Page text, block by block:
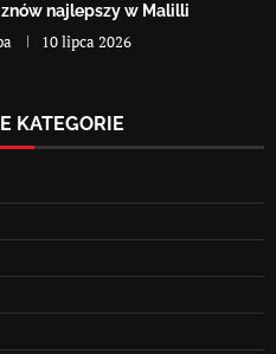
najlepszy w Malilli
10 lipca 2026
KATEGORIE